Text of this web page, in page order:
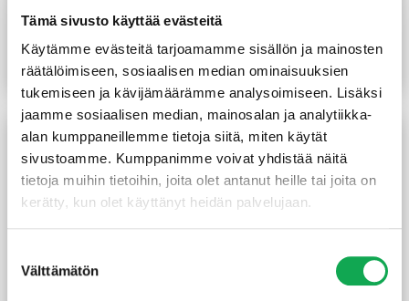
Tämä sivusto käyttää evästeitä
Käytämme evästeitä tarjoamamme sisällön ja mainosten
räätälöimiseen, sosiaalisen median ominaisuuksien
tukemiseen ja kävijämäärämme analysoimiseen. Lisäksi
jaamme sosiaalisen median, mainosalan ja analytiikka-
alan kumppaneillemme tietoja siitä, miten käytät
sivustoamme. Kumppanimme voivat yhdistää näitä
tietoja muihin tietoihin, joita olet antanut heille tai joita on
kerätty, kun olet käyttänyt heidän palvelujaan.
valinta
Välttämätön
sinkitty
1,70€/kpl
Lue lisää
48X106 mm sinkitty
2,55€/kpl
Lue lisää